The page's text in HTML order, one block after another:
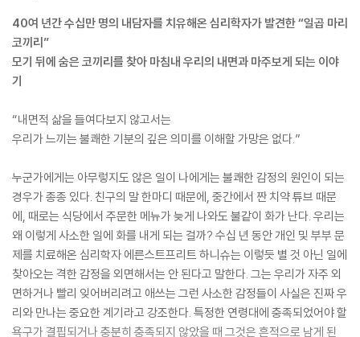
40여 년간 수십만 명의 내담자를 치유해온 심리학자가 발견한 “일곱 마리
코끼리”
모기 뒤에 숨은 코끼리를 찾아 마침내 우리의 내면과 마주보게 되는 이야
기
“내면적 삶을 들여다보지 않고서는
우리가 느끼는 불쾌한 기분의 깊은 의미를 이해할 가망은 없다.”
누군가에게는 아무렇지도 않은 일이 나에게는 불쾌한 감정의 원인이 되는
경우가 종종 있다. 친구의 말 한마디 때문에, 중간에서 짠 치약 튜브 때문
에, 때로는 식당에서 주문한 메뉴가 늦게 나와도 불같이 화가 난다. 우리는
왜 이렇게 사소한 일에 화를 내게 되는 걸까? 수십 년 동안 개인 및 부부 문
제를 치료해온 심리학자 에른스트프리트 하니슈는 이렇듯 별 것 아닌 일에
찾아오는 격한 감정을 외면해서는 안 된다고 말한다. 그는 우리가 자주 외
면하거나 빨리 잊어버리려고 애쓰는 그런 사소한 감정들이 사실은 진짜 우
리와 만나는 중요한 계기라고 강조한다. 특정한 연령대에 충족되었어야 할
욕구가 결핍되거나 충분히 충족되지 않았을 때 그것은 흔적으로 남게 된